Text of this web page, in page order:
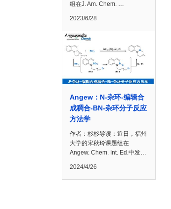
组在J. Am. Chem. …
2023/6/28
Angew：N-杂环-编辑合
成稠合-BN-杂环分子反应
方法学
作者：杉杉导读：近日，福州
大学的宋秋玲课题组在
Angew. Chem. Int. Ed.中发…
2024/4/26